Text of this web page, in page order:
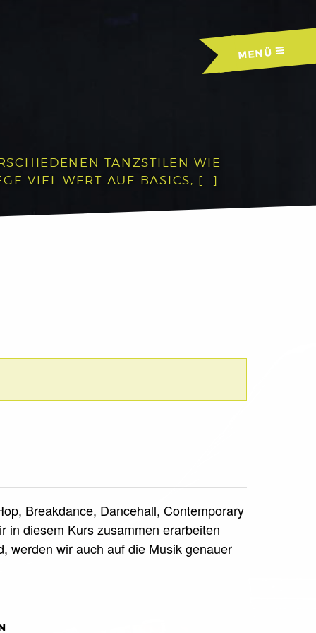
MENÜ
TANZSTILEN WIE
VIEL WERT AUF BASICS, […]
Breakdance, Dancehall, Contemporary
in diesem Kurs zusammen erarbeiten
werden wir auch auf die Musik genauer